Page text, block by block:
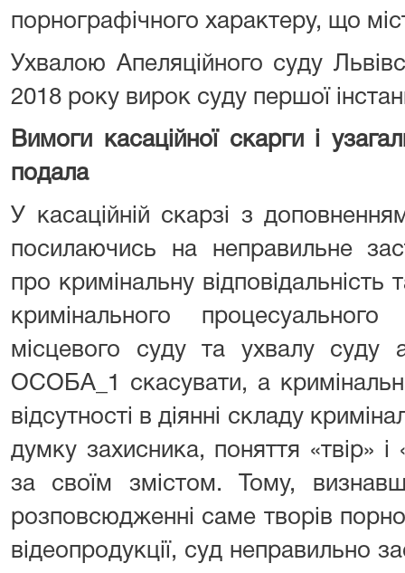
порнографічного характеру, що
Ухвалою Апеляційного суду
2018 року вирок суду першої
Вимоги касаційної скарги і
подала
У касаційній скарзі з
посилаючись на неправильне
про кримінальну
кримінального
місцевого суду та ухвалу суду
ОСОБА_1 скасувати, а
відсутності в діянні складу
думку захисника, поняття «твір» і
за своїм змістом. Тому,
розповсюдженні саме творів
відеопродукції, суд неправильно